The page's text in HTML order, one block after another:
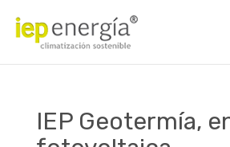
IEP Geotermía,